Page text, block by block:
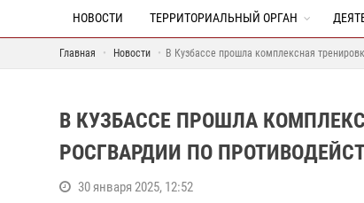
НОВОСТИ ТЕРРИТОРИАЛЬНЫЙ ОРГАН
Главная Новости В Кузбассе прошла комплексная
В КУЗБАССЕ ПРОШЛА
РОСГВАРДИИ ПО
30 января 2025, 12:52